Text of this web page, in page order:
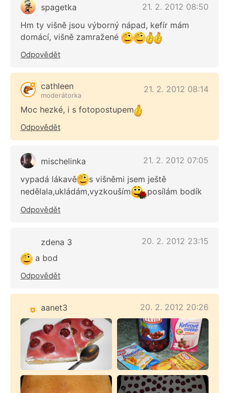
spagetka
21. 2. 2012 08:50
Hm ty višně jsou výborný nápad, kefír mám
domácí, višně zamražené
Odpovědět
cathleen
moderátorka
21. 2. 2012 08:14
Moc hezké, i s fotopostupem
Odpovědět
mischelinka
21. 2. 2012 07:05
vypadá lákavě
s višněmi jsem ještě
nedělala,ukládám,vyzkouším
posílám bodík
Odpovědět
zdena 3
20. 2. 2012 23:15
a bod
Odpovědět
aanet3 20. 2. 2012 20:26